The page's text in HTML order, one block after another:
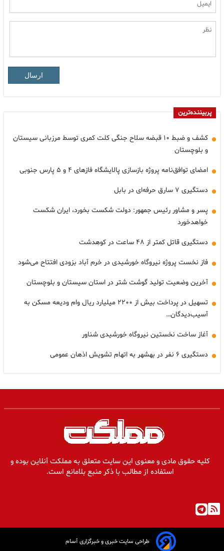
ارسال
پربیننده‌ترین
کشف و ضبط ۱۰ قبضه سلاح جنگی کلت کمری توسط مرزبانی سیستان
و بلوچستان
امضای توافق‌نامه پروژه بازسازی پالایشگاه فازهای ۴ و ۵ پارس جنوبی
دستگیری ۷ سارق حرفه‌ای در بابل
پسر و مشاور رئیس جمهور: دولت شکست بخورد، ایران شکست
خواهدخورد
دستگیری قاتل کمتر از ۴۸ ساعت در کوهدشت
فاز نخست پروژه نیروگاه خورشیدی در خرم آباد بزودی افتتاح می‌شود
آخرین وضعیت تولید گوشت شتر در استان سیستان و بلوچستان
تسهیل در پرداخت بیش از ۲۲۰۰ میلیارد ریال وام ودیعه مسکن به
آسیب‌دیدگان…
آغاز ساخت نخستین نیروگاه خورشیدی شناور
دستگیری ۶ نفر در بهشهر به اتهام تشویش اذهان عمومی
کلیه حقوق مادی و معنوی این سایت متعلق به مملکت آنلاین بوده و
استفاده از مطالب با ذکر منبع بلامانع است.
طراحی سایت خبری و خبرگزاری آسام